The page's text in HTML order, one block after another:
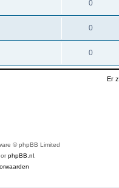
0
0
0
Er
© phpBB Limited
phpBB.nl